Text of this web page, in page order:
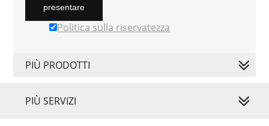
presentare
Politica sulla riservatezza
PIÙ PRODOTTI
PIÙ SERVIZI